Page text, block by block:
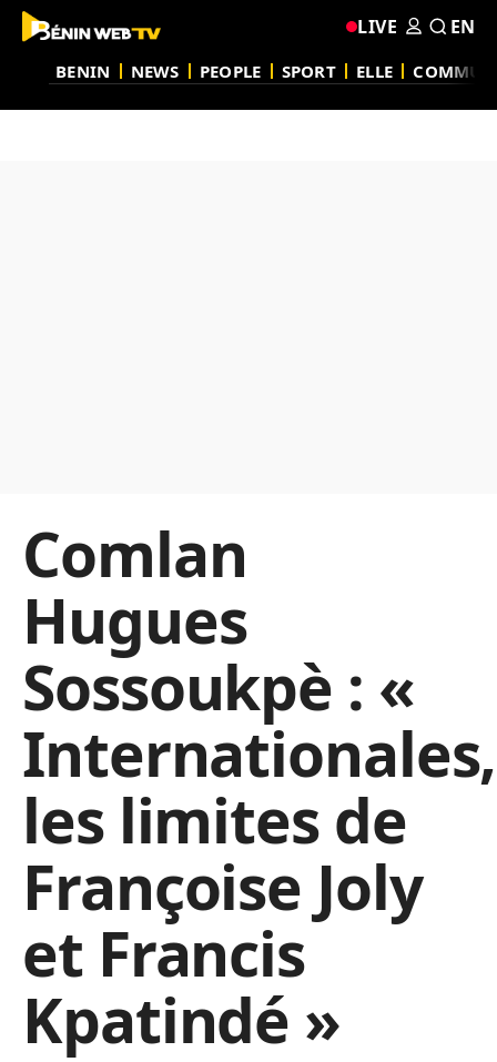
BENIN NEWS PEOPLE SPORT ELLE
LIVE EN
Comlan
Hugues
Sossoukpè : «
Internationales,
les limites de
Françoise Joly
et Francis
Kpatindé »